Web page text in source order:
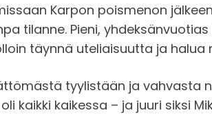
Karpon poismenon
tilanne. Pieni,
täynnä uteliaisuutta ja halua
tyylistään ja vahvasta
oli kaikki kaikessa – ja juuri siksi